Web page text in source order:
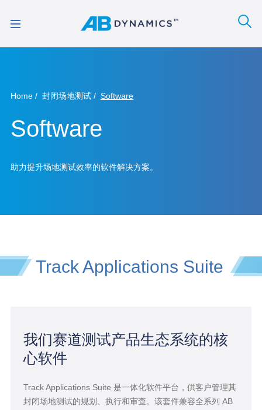
Home 封闭场地测试 Software
Software
助力提升场地测试效率的软件解决方案。
Track Applications Suite
我们赛道测试产品生态系统的核
心软件
Track Applications Suite 是一体化软件平台，供客户管理其
封闭场地测试的规划、执行和审查。该套件兼容全系列 AB